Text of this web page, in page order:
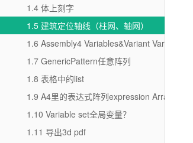
1.4 体上刻字
1.5 建筑定位轴线（柱网、轴网）
1.6 Assembly4 Variables&Variant Variables
1.7 GenericPattern任意阵列
1.8 表格中的list
1.9 A4里的表达式阵列expression Array
1.10 Variable set全局变量？
1.11 导出3d pdf